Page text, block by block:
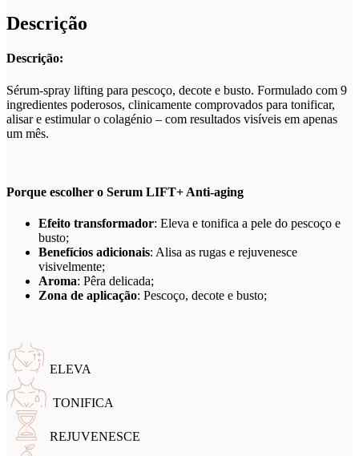
Descrição
Descrição:
Sérum-spray lifting para pescoço, decote e busto. Formulado com 9
ingredientes poderosos, clinicamente comprovados para tonificar,
alisar e estimular o colagénio – com resultados visíveis em apenas
um mês.
Porque escolher o Serum LIFT+ Anti-aging
Efeito transformador: Eleva e tonifica a pele do pescoço e
busto;
Benefícios adicionais: Alisa as rugas e rejuvenesce
visivelmente;
Aroma: Pêra delicada;
Zona de aplicação: Pescoço, decote e busto;
ELEVA
TONIFICA
REJUVENESCE